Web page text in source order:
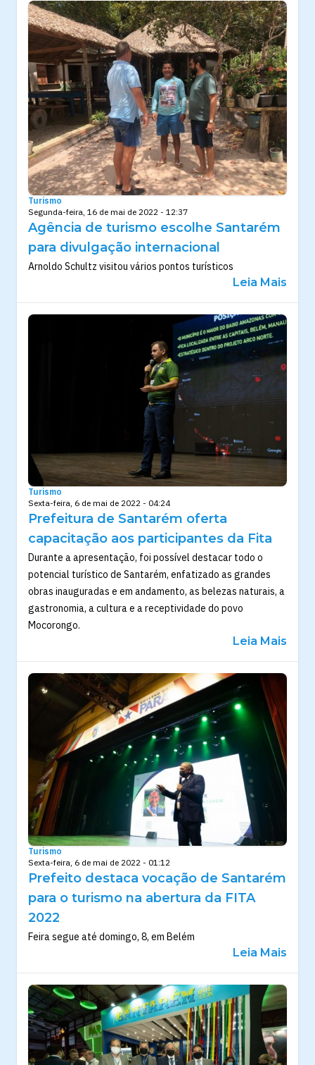
Turismo
Segunda-feira, 16 de mai de 2022 - 12:37
Agência de turismo escolhe Santarém
para divulgação internacional
Arnoldo Schultz visitou vários pontos turísticos
Leia Mais
Turismo
Sexta-feira, 6 de mai de 2022 - 04:24
Prefeitura de Santarém oferta
capacitação aos participantes da Fita
Durante a apresentação, foi possível destacar todo o
potencial turístico de Santarém, enfatizado as grandes
obras inauguradas e em andamento, as belezas naturais, a
gastronomia, a cultura e a receptividade do povo
Mocorongo.
Leia Mais
Turismo
Sexta-feira, 6 de mai de 2022 - 01:12
Prefeito destaca vocação de Santarém
para o turismo na abertura da FITA
2022
Feira segue até domingo, 8, em Belém
Leia Mais